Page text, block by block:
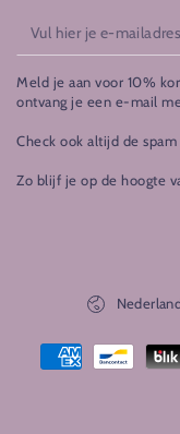
Vul
hier
je
e-
Meld je aan voor 10%
ontvang je een e-mail
Check ook altijd de
Zo blijf je op de hoogte
Betaalmethoden